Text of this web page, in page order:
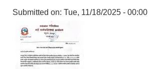
Submitted on: Tue, 11/18/2025 - 00:00